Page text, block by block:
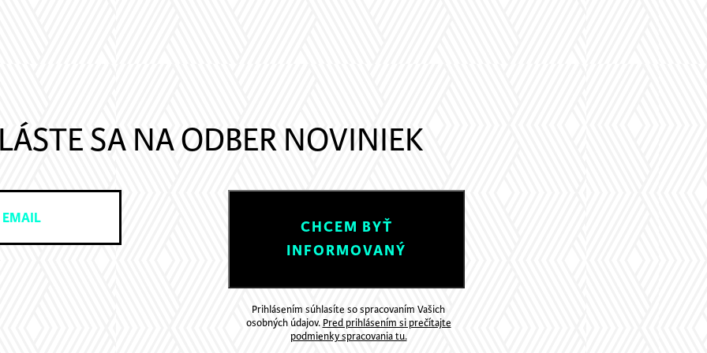
SA NA ODBER NOVINIEK
CHCEM BYŤ
INFORMOVANÝ
Prihlásením súhlasíte so spracovaním Vašich
osobných údajov. Pred prihlásením si prečítajte
podmienky spracovania tu.